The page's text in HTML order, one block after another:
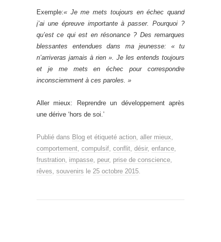
Exemple:« Je me mets toujours en échec quand
j’ai une épreuve importante à passer. Pourquoi ?
qu’est ce qui est en résonance ? Des remarques
blessantes entendues dans ma jeunesse: « tu
n’arriveras jamais à rien ». Je les entends toujours
et je me mets en échec pour correspondre
inconsciemment à ces paroles. »
Aller mieux: Reprendre un développement après
une dérive ‘hors de soi.’
Publié dans Blog et étiqueté action, aller mieux,
comportement, compulsif, conflit, désir, enfance,
frustration, impasse, peur, prise de conscience,
rêves, souvenirs le 25 octobre 2015.